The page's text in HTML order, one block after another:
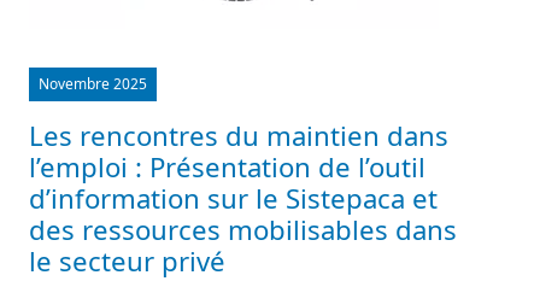
Novembre 2025
Les rencontres du maintien dans
l’emploi : Présentation de l’outil
d’information sur le Sistepaca et
des ressources mobilisables dans
le secteur privé